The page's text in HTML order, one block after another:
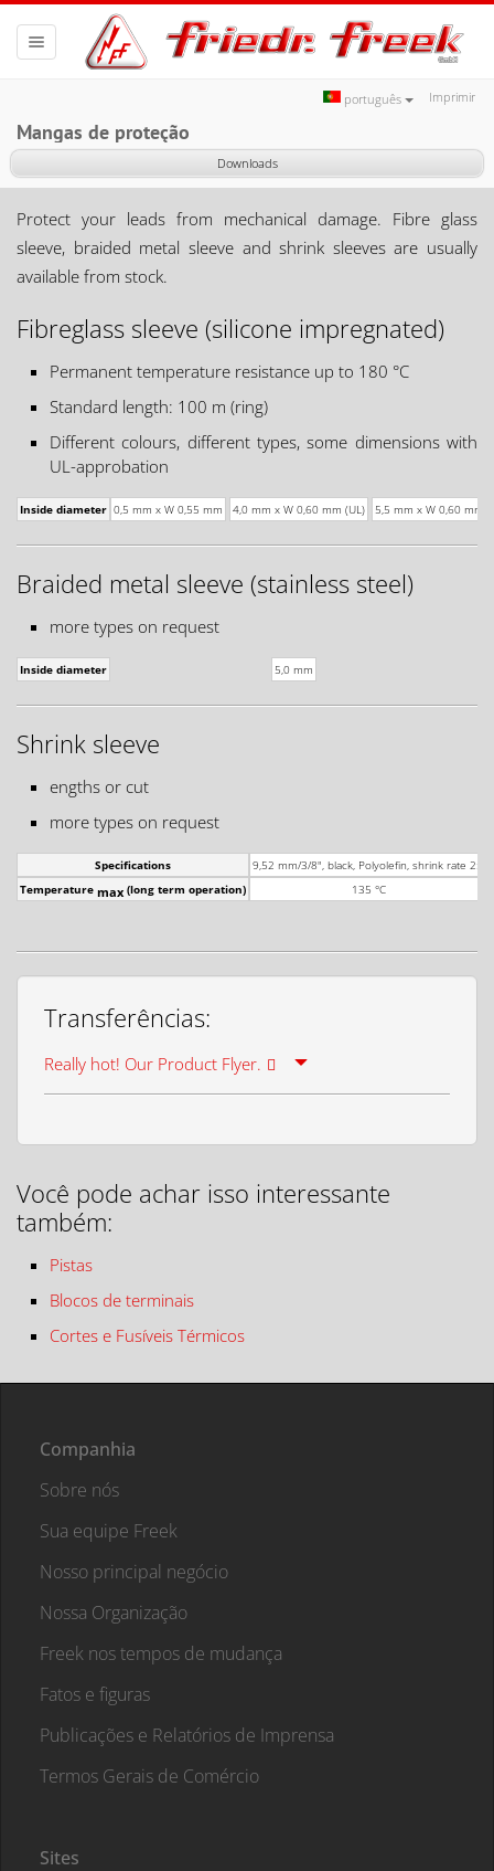
Imprimir
português
Toggle
navigation
Mangas de proteção
Downloads
Protect your leads from mechanical damage. Fibre glass
sleeve, braided metal sleeve and shrink sleeves are usually
available from stock.
Fibreglass sleeve (silicone impregnated)
Permanent temperature resistance up to 180 °C
Standard length: 100 m (ring)
Different colours, different types, some dimensions with
UL-approbation
Inside diameter 0,5 mm x W 0,55 mm 4,0 mm x W 0,60 mm (UL) 5,5 mm x W 0,60 mm
Braided metal sleeve (stainless steel)
more types on request
Inside diameter 5,0 mm
Shrink sleeve
engths or cut
more types on request
Specifications
Temperature max (long term operation)
9,52 mm/3/8", black, Polyolefin, shrink rate 2:1
135 °C
Transferências:
Really hot! Our Product Flyer.
Você pode achar isso interessante
também:
Pistas
Blocos de terminais
Cortes e Fusíveis Térmicos
Companhia
Sobre nós
Sua equipe Freek
Nosso principal negócio
Nossa Organização
Freek nos tempos de mudança
Fatos e figuras
Publicações e Relatórios de Imprensa
Termos Gerais de Comércio
Sites